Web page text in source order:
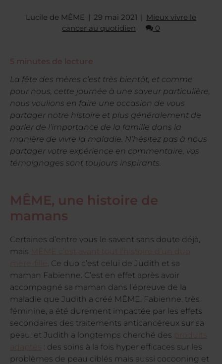
Lucile de MÊME 29 mai 2021
Mieux vivre le
cancer au quotidien
0
5 minutes de lecture
La fête des mères c’est très bientôt, et comme
pour nous, cette journée à une saveur particulière,
nous voulions en faire une occasion de vous
partager notre histoire et plus généralement de
parler de l’importance de la famille dans la
manière de vivre la maladie. N’hésitez pas à nous
partager votre expérience en commentaire, vos
témoignages sont toujours inspirants.
MÊME, une histoire de
mamans
Certaines d’entre vous le savent sans doute déjà,
mais MÊME c’est avant tout l’histoire d’un duo
mère-fille . Ce duo c’est celui de Judith et sa
maman Fabienne. C’est en effet après avoir
accompagné sa maman dans l’épreuve de la
maladie que Judith a créé MÊME. Fabienne, très
féminine, a été durement impactée par les effets
secondaires des traitements anticancéreux sur sa
peau, et Judith a longtemps cherché des produits
adaptés
: des soins à la fois hyper efficaces sur les
problèmes de peau ciblés mais aussi cocooning et